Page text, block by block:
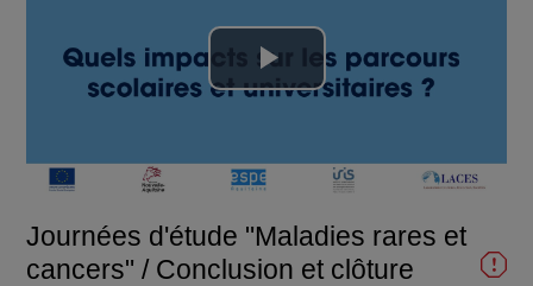
Lire
vidéo
Journées d'étude "Maladies rares et
cancers" / Conclusion et clôture